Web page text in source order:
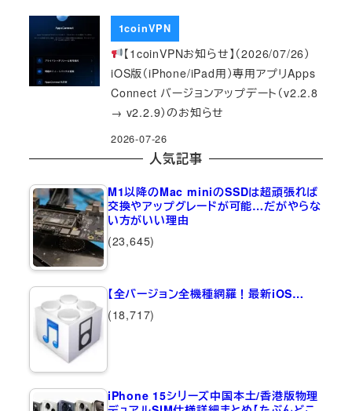
1coinVPN
【1coinVPNお知らせ】（2026/07/26）
iOS版（iPhone/iPad用）専用アプリApps
Connect バージョンアップデート（v2.2.8
→ v2.2.9）のお知らせ
2026-07-26
人気記事
M1以降のMac miniのSSDは超頑張れば
交換やアップグレードが可能…だがやらな
い方がいい理由
(23,645)
【全バージョン全機種網羅！最新iOS…
(18,717)
iPhone 15シリーズ中国本土/香港版物理